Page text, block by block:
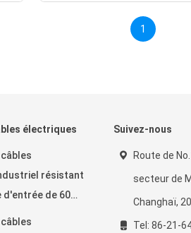
1
électriques
résistant
d'entrée de 60
Suivez-nous
Route de
secteur de
Changhaï,
Tel: 86-21-